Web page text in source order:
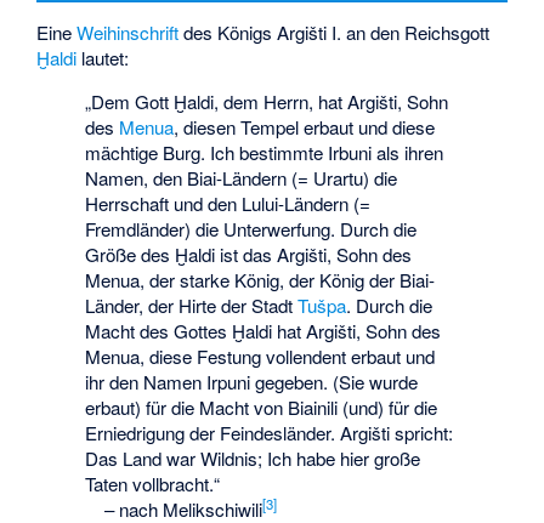
EineWeihinschriftdes Königs Argišti I. an den Reichsgott
Ḫaldi lautet:
„Dem Gott Ḫaldi, dem Herrn, hat Argišti, Sohn
des Menua, diesen Tempel erbaut und diese
mächtige Burg. Ich bestimmte Irbuni als ihren
Namen, den Biai-Ländern (= Urartu) die
Herrschaft und den Lului-Ländern (=
Fremdländer) die Unterwerfung. Durch die
Größe des Ḫaldi ist das Argišti, Sohn des
Menua, der starke König, der König der Biai-
Länder, der Hirte der StadtTušpa. Durch die
Macht des Gottes Ḫaldi hat Argišti, Sohn des
Menua, diese Festung vollendent erbaut und
ihr den Namen Irpuni gegeben. (Sie wurde
erbaut) für die Macht von Biainili (und) für die
Erniedrigung der Feindesländer. Argišti spricht:
Das Land war Wildnis; Ich habe hier große
Taten vollbracht.“
–nach Melikschiwili[3]